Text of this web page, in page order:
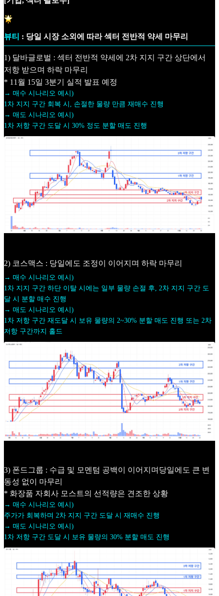
뷰티 : 당일 시장 소외에 따라 섹터 전반적 약세 마무리
1) 달바글로벌 : 섹터 전반적 약세에 2차 지지 구간 상단에서
저항 받으며 하락 마무리
* 11월 15일 3분기 실적 발표 예정
→ 매수 시나리오 예시)
1차 지지 구간 회복 시, 손절한 물량 만큼 재매수 진행
→ 매도 시나리오 예시)
1차 저항 구간 도달 시 30% 정도 분할 매도 진행
2) 코스맥스 : 당일에도 조정이 이어지며 하락 마무리
→ 매수 시나리오 예시)
1차 지지 구간 하단 이탈 시에는 일부 물량 손절 후, 2차 지지 구간 도
달 시 분할 매수 진행
→ 매도 시나리오 예시)
1차 저항 구간 재도달 시 보유 물량의 2~30% 분할 매도 진행 또는 2차
저항 구간까지 홀드
3) 폰드그룹 : 수급 및 모멘텀 공백이 이어지며당일에도 큰 변
동성 없이 마무리
* 화장품 자회사 모스트의 선적량은 견조한 상황
→ 매수 시나리오 예시)
주가가 회복하며 2차 지지 구간 도달 시 재매수 진행
→ 매도 시나리오 예시)
1차 저항 구간 도달 시 보유 물량의 30% 분할 매도 진행